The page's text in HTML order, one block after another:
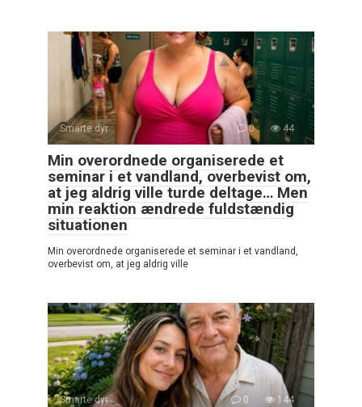
Smarte dyr 0 44
Min overordnede organiserede et
seminar i et vandland, overbevist om,
at jeg aldrig ville turde deltage… Men
min reaktion ændrede fuldstændig
situationen
Min overordnede organiserede et seminar i et vandland,
overbevist om, at jeg aldrig ville
Smarte dyr 0 144